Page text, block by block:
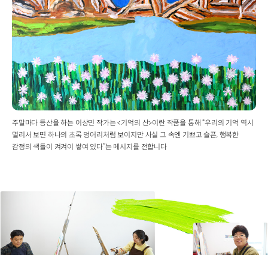
주말마다 등산을 하는 이상민 작가는 <기억의 산>이란 작품을 통해 “우리의 기억 역시
멀리서 보면 하나의 초록 덩어리처럼 보이지만 사실 그 속엔 기쁘고 슬픈, 행복한
감정의 색들이 켜켜이 쌓여 있다”는 메시지를 전합니다